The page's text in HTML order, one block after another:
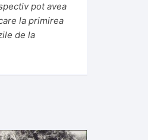
pot avea
la primirea
de la